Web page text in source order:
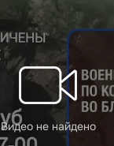
Видео не найдено